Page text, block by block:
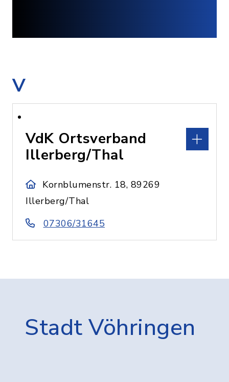
V
VdK Ortsverband
Illerberg/Thal
Kornblumenstr. 18, 89269
Illerberg/Thal
07306/31645
Stadt Vöhringen